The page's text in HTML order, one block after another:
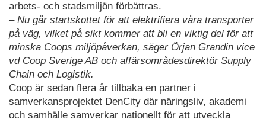
arbets- och stadsmiljön förbättras.
– Nu går startskottet för att elektrifiera våra transporter
på väg, vilket på sikt kommer att bli en viktig del för att
minska Coops miljöpåverkan, säger Örjan Grandin vice
vd Coop Sverige AB och affärsområdesdirektör Supply
Chain och Logistik.
Coop är sedan flera år tillbaka en partner i
samverkansprojektet DenCity där näringsliv, akademi
och samhälle samverkar nationellt för att utveckla